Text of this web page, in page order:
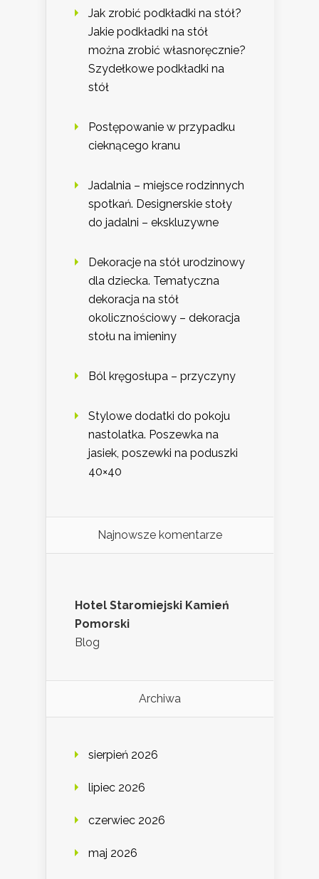
Jak zrobić podkładki na stół?
Jakie podkładki na stół
można zrobić własnoręcznie?
Szydełkowe podkładki na
stół
Postępowanie w przypadku
cieknącego kranu
Jadalnia – miejsce rodzinnych
spotkań. Designerskie stoły
do jadalni – ekskluzywne
Dekoracje na stół urodzinowy
dla dziecka. Tematyczna
dekoracja na stół
okolicznościowy – dekoracja
stołu na imieniny
Ból kręgosłupa – przyczyny
Stylowe dodatki do pokoju
nastolatka. Poszewka na
jasiek, poszewki na poduszki
40×40
Najnowsze komentarze
Hotel Staromiejski Kamień
Pomorski
Blog
Archiwa
sierpień 2026
lipiec 2026
czerwiec 2026
maj 2026